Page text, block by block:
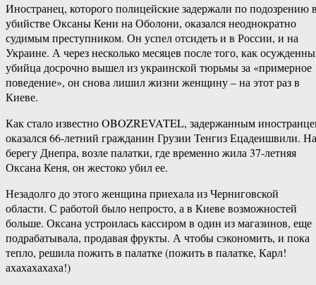
Иностранец, которого полицейские задержали по подозрению
убийстве Оксаны Кени на Оболони, оказался неоднократно
судимым преступником. Он успел отсидеть и в России, и на
Украине. А через несколько месяцев после того, как
убийца досрочно вышел из украинской тюрьмы за «примерное
поведение», он снова лишил жизни женщину – на этот раз в
Киеве.
Как стало известно OBOZREVATEL, задержанным
оказался 66-летний гражданин Грузии Тенгиз Ецадеишвили. На
берегу Днепра, возле палатки, где временно жила 37-летняя
Оксана Кеня, он жестоко убил ее.
Незадолго до этого женщина приехала из Черниговской
области. С работой было непросто, а в Киеве возможностей
больше. Оксана устроилась кассиром в один из магазинов, еще
подрабатывала, продавая фрукты. А чтобы сэкономить, и пока
тепло, решила пожить в палатке (пожить в палатке, Карл!
ахахахахаха!)